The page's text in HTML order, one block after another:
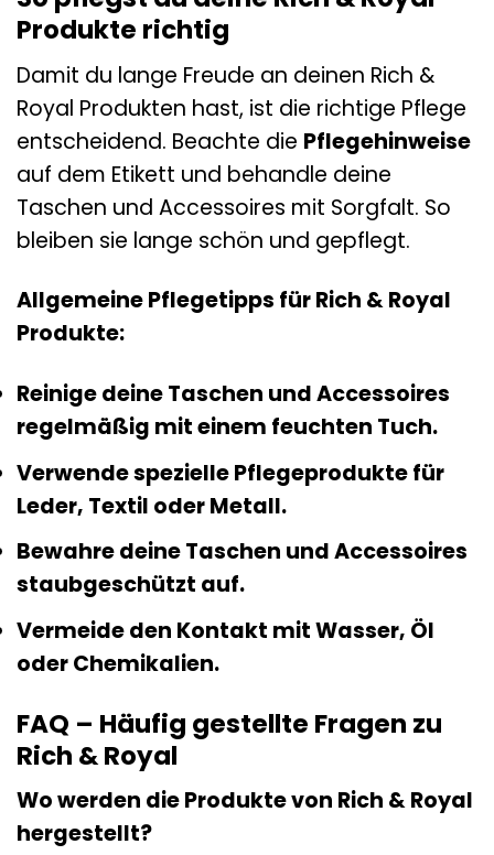
Produkte richtig
Damit du lange Freude an deinen Rich &
Royal Produkten hast, ist die richtige Pflege
entscheidend. Beachte die Pflegehinweise
auf dem Etikett und behandle deine
Taschen und Accessoires mit Sorgfalt. So
bleiben sie lange schön und gepflegt.
Allgemeine Pflegetipps für Rich & Royal
Produkte:
Reinige deine Taschen und Accessoires
regelmäßig mit einem feuchten Tuch.
Verwende spezielle Pflegeprodukte für
Leder, Textil oder Metall.
Bewahre deine Taschen und Accessoires
staubgeschützt auf.
Vermeide den Kontakt mit Wasser, Öl
oder Chemikalien.
FAQ – Häufig gestellte Fragen zu
Rich & Royal
Wo werden die Produkte von Rich & Royal
hergestellt?